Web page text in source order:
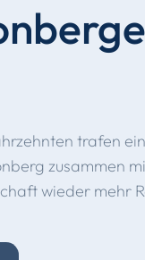
trafen
zusammen
wieder mehr